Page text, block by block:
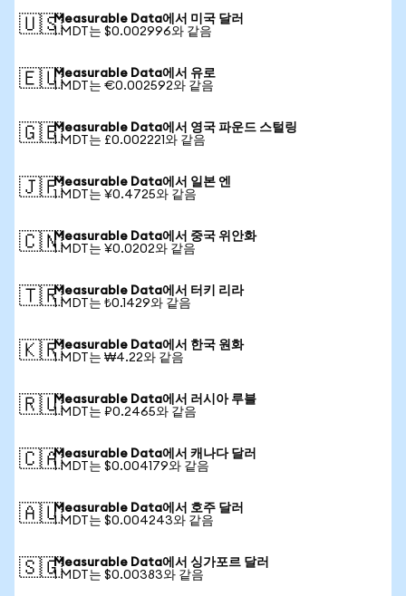
🇺🇸Measurable Data에서 미국 달러
1 MDT는 $0.002996와 같음
🇪🇺Measurable Data에서 유로
1 MDT는 €0.002592와 같음
🇬🇧Measurable Data에서 영국 파운드 스털링
1 MDT는 £0.002221와 같음
🇯🇵Measurable Data에서 일본 엔
1 MDT는 ¥0.4725와 같음
🇨🇳Measurable Data에서 중국 위안화
1 MDT는 ¥0.0202와 같음
🇹🇷Measurable Data에서 터키 리라
1 MDT는 ₺0.1429와 같음
🇰🇷Measurable Data에서 한국 원화
1 MDT는 ₩4.22와 같음
🇷🇺Measurable Data에서 러시아 루블
1 MDT는 ₽0.2465와 같음
🇨🇦Measurable Data에서 캐나다 달러
1 MDT는 $0.004179와 같음
🇦🇺Measurable Data에서 호주 달러
1 MDT는 $0.004243와 같음
🇸🇬Measurable Data에서 싱가포르 달러
1 MDT는 $0.00383와 같음